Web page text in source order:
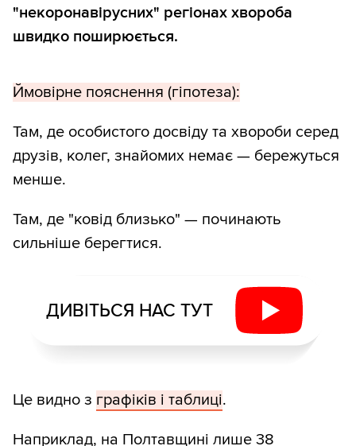
"некоронавірусних" регіонах хвороба
швидко поширюється.
Ймовірне пояснення (гіпотеза):
Там, де особистого досвіду та хвороби серед
друзів, колег, знайомих немає — бережуться
менше.
Там, де "ковід близько" — починають
сильніше берегтися.
ДИВІТЬСЯ НАС ТУТ
Це видно з графіків і таблиці.
Наприклад, на Полтавщині лише 38